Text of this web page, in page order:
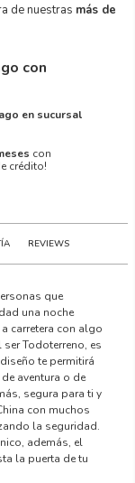
de nuestras más de
con
en sucursal
con
crédito!
REVIEWS
que
una noche
carretera con algo
Todoterreno, es
te permitirá
aventura o de
segura para ti y
con muchos
la seguridad.
además, el
la puerta de tu